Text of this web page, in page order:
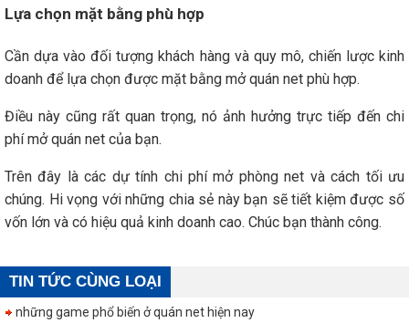
Lựa chọn mặt bằng phù hợp
Cần dựa vào đối tượng khách hàng và quy mô, chiến lược kinh
doanh để lựa chọn được mặt bằng mở quán net phù hợp.
Điều này cũng rất quan trọng, nó ảnh hưởng trực tiếp đến chi
phí mở quán net của bạn.
Trên đây là các dự tính chi phí mở phòng net và cách tối ưu
chúng. Hi vọng với những chia sẻ này bạn sẽ tiết kiệm được số
vốn lớn và có hiệu quả kinh doanh cao. Chúc bạn thành công.
TIN TỨC CÙNG LOẠI
những game phổ biến ở quán net hiện nay